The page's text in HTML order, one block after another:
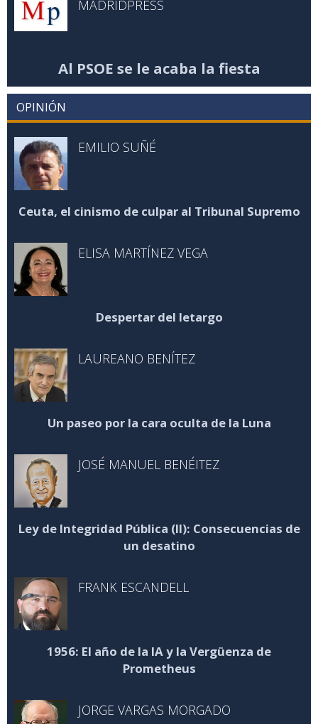
MADRIDPRESS
Al PSOE se le acaba la fiesta
OPINIÓN
EMILIO SUÑÉ
Ceuta, el cinismo de culpar al Tribunal Supremo
ELISA MARTÍNEZ VEGA
Despertar del letargo
LAUREANO BENÍTEZ
Un paseo por la cara oculta de la Luna
JOSÉ MANUEL BENÉITEZ
Ley de Integridad Pública (II): Consecuencias de
un desatino
FRANK ESCANDELL
1956: El año de la IA y la Vergüenza de
Prometheus
JORGE VARGAS MORGADO